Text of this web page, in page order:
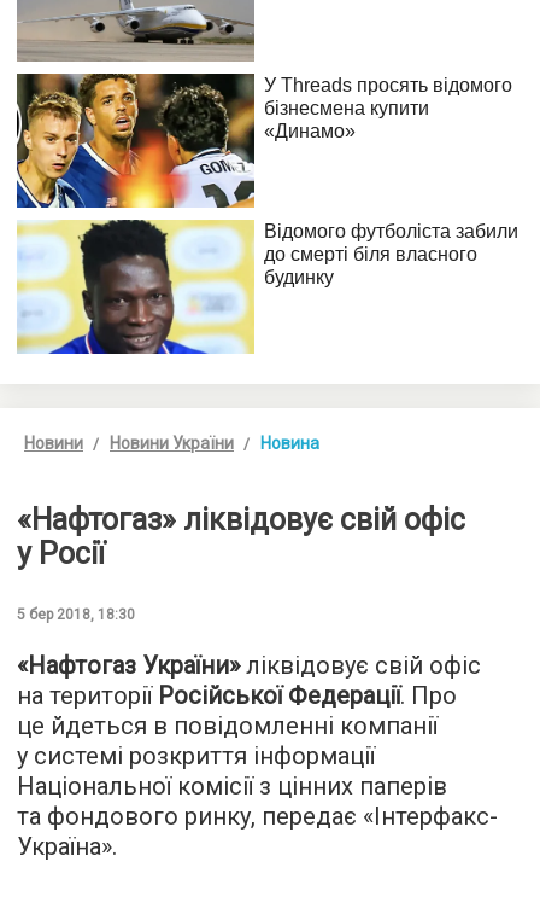
Новини Новини України Новина
«Нафтогаз» ліквідовує свій офіс
у Росії
5 бер 2018, 18:30
«Нафтогаз України»ліквідовує свій офіс
на території Російської Федерації. Про
це йдеться в повідомленні компанії
у системі розкриття інформації
Національної комісії з цінних паперів
та фондового ринку, передає «Інтерфакс-
Україна».